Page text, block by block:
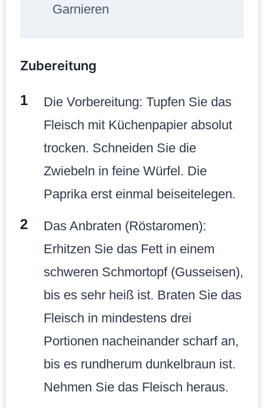
Garnieren
Zubereitung
Die Vorbereitung: Tupfen Sie das
Fleisch mit Küchenpapier absolut
trocken. Schneiden Sie die
Zwiebeln in feine Würfel. Die
Paprika erst einmal beiseitelegen.
Das Anbraten (Röstaromen):
Erhitzen Sie das Fett in einem
schweren Schmortopf (Gusseisen),
bis es sehr heiß ist. Braten Sie das
Fleisch in mindestens drei
Portionen nacheinander scharf an,
bis es rundherum dunkelbraun ist.
Nehmen Sie das Fleisch heraus.